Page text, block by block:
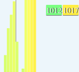
10121017